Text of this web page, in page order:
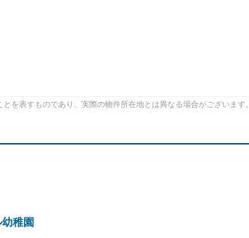
を表すものであり、実際の物件所在地とは異なる場合がございます。
稚園